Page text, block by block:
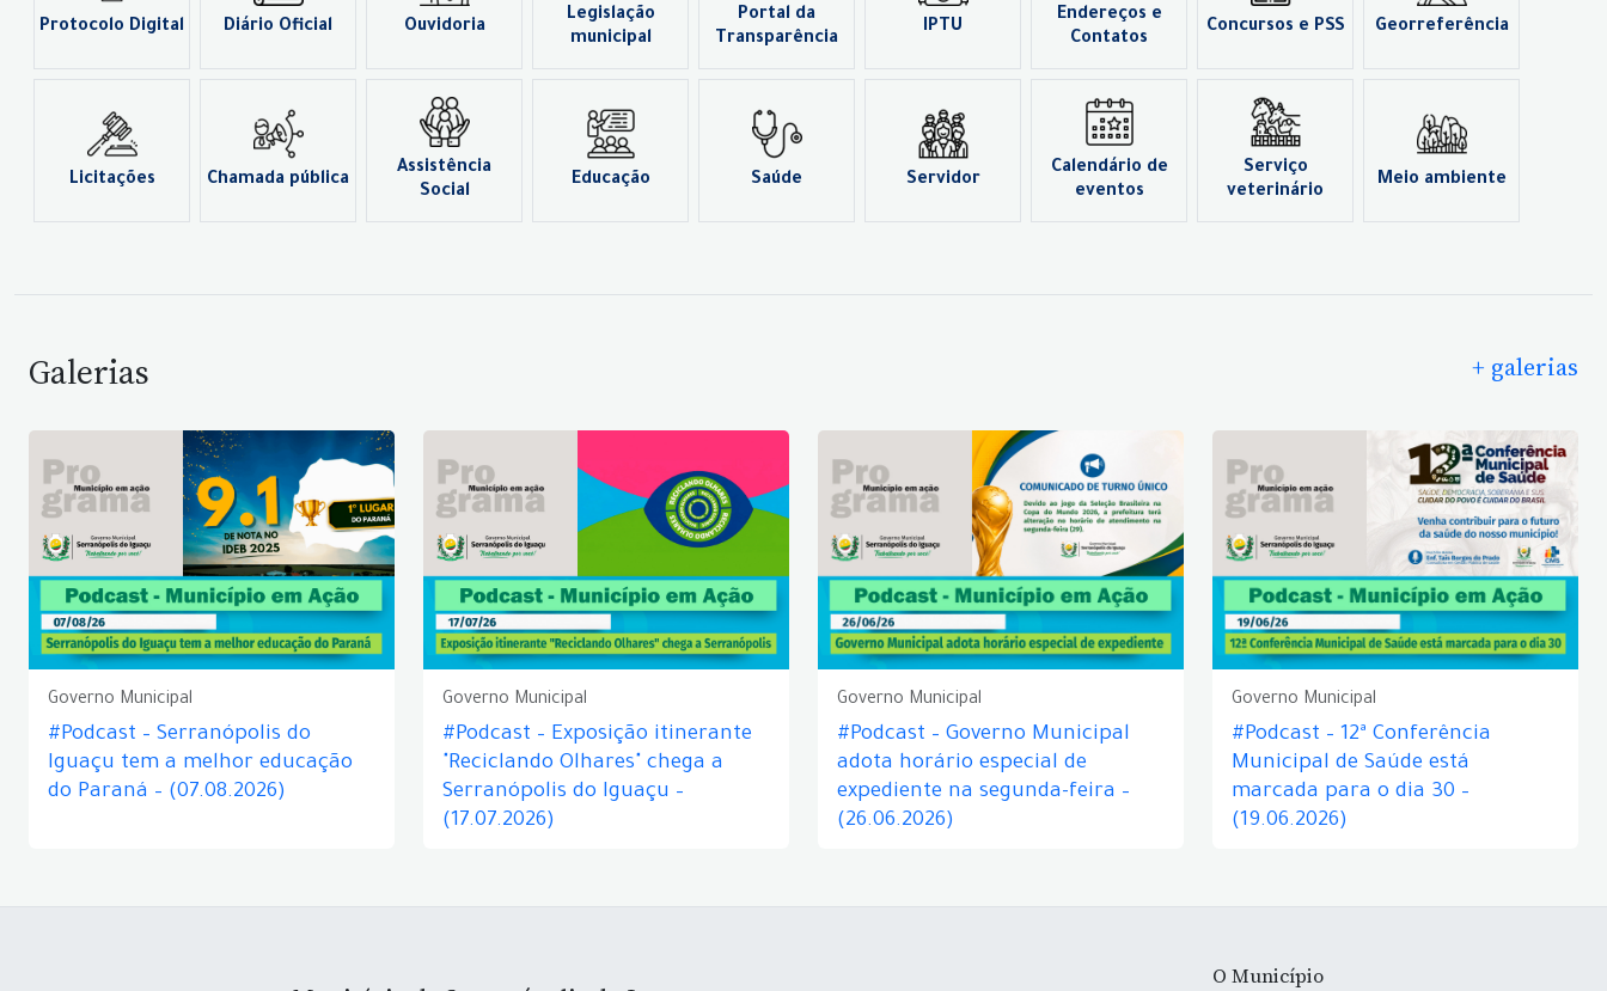
Protocolo Digital Diário Oficial Ouvidoria
Legislação
municipal
Portal da
Transparência
IPTU
Endereços e
Contatos
Concursos e PSS Georreferência
Licitações Chamada pública
Assistência
Social
Educação Saúde Servidor
Calendário de
eventos
Serviço
veterinário
Meio ambiente
Galerias + galerias
Governo Municipal
#Podcast – Serranópolis do
Iguaçu tem a melhor educação
do Paraná – (07.08.2026)
Governo Municipal
#Podcast – Exposição itinerante
"Reciclando Olhares" chega a
Serranópolis do Iguaçu –
(17.07.2026)
Governo Municipal
#Podcast – Governo Municipal
adota horário especial de
expediente na segunda-feira –
(26.06.2026)
Governo Municipal
#Podcast – 12ª Conferência
Municipal de Saúde está
marcada para o dia 30 –
(19.06.2026)
O Município